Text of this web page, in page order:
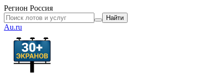
Регион Россия
Найти
Au.ru